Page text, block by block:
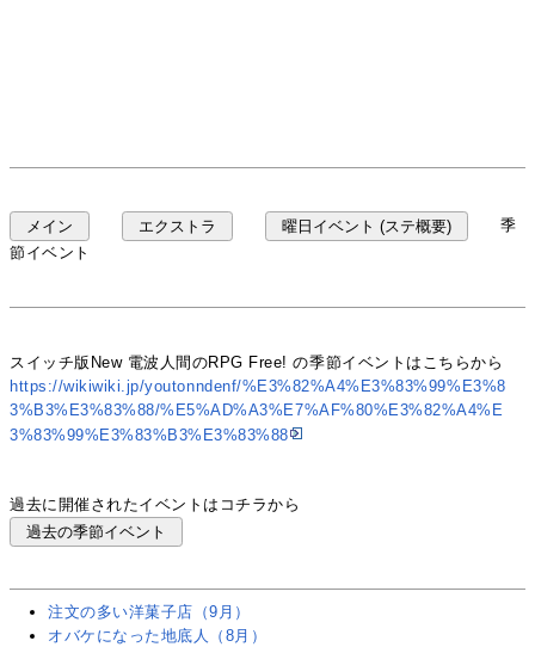
メイン エクストラ 曜日イベント (ステ概要)
季
節イベント
スイッチ版New 電波人間のRPG Free! の季節イベントはこちらから
https://wikiwiki.jp/youtonndenf/%E3%82%A4%E3%83%99%E3%8
3%B3%E3%83%88/%E5%AD%A3%E7%AF%80%E3%82%A4%E
3%83%99%E3%83%B3%E3%83%88
過去に開催されたイベントはコチラから
過去の季節イベント
注文の多い洋菓子店（9月）
オバケになった地底人（8月）